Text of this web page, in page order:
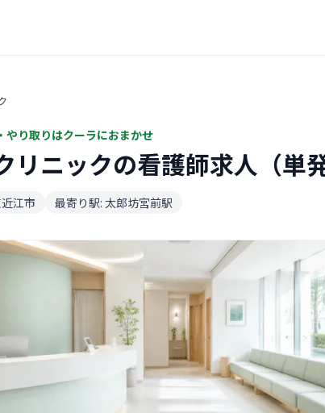
やり取りはクーラにおまかせ
リニックの看護師求人（単
江市 最寄り駅: 太郎坊宮前駅